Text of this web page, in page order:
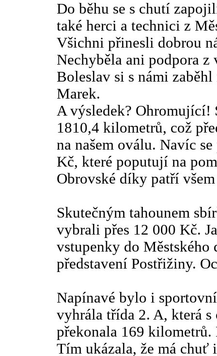
Do běhu se s chutí
také herci a technici z
Všichni přinesli dobrou
Nechyběla ani podpora z
Boleslav si s námi
Marek.
A výsledek? Ohromující!
1810,4 kilometrů, což
na našem oválu. Navíc
Kč, které poputují na
Obrovské díky patří
Skutečným tahounem
vybrali přes 12 000 Kč.
vstupenky do
představení Postřižiny.
Napínavé bylo i
vyhrála třída 2. A, která
překonala 169 kilometrů.
Tím ukázala, že má